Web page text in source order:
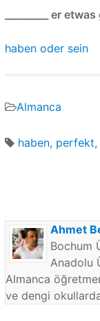
_________ er
haben oder sein
Almanca
haben, perfekt,
Ahmet
Bochum
Anadolu
Almanca
ve dengi